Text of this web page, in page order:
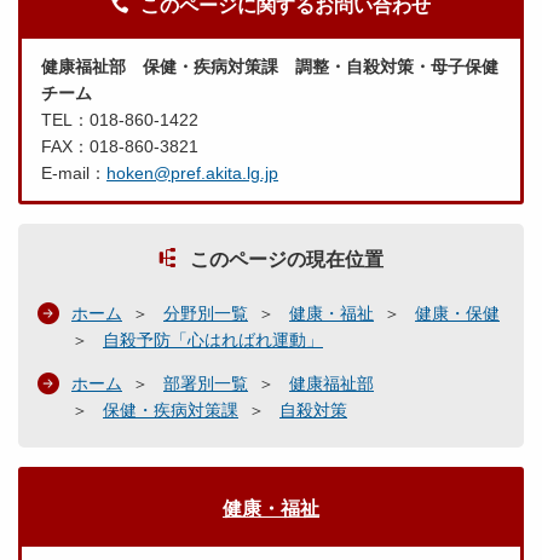
このページに関するお問い合わせ
健康福祉部 保健・疾病対策課 調整・自殺対策・母子保健
チーム
TEL：018-860-1422
FAX：018-860-3821
E-mail： hoken@pref.akita.lg.jp
このページの現在位置
ホーム 分野別一覧 健康・福祉
健康・保健
自殺予防「心はればれ運動」
ホーム 部署別一覧
健康福祉部
保健・疾病対策課
自殺対策
健康・福祉